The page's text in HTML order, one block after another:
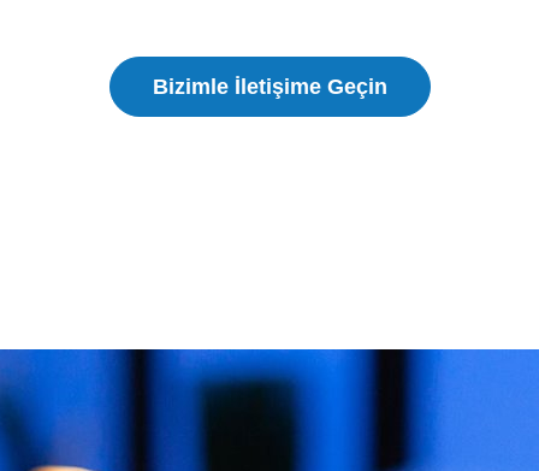
Bizimle İletişime Geçin